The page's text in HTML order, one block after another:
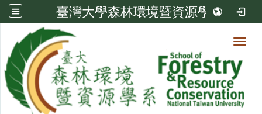
臺灣大學森林環境暨資源學系
系所成員